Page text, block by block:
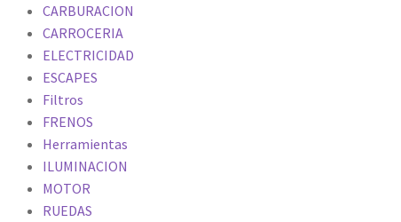
CARBURACION
CARROCERIA
ELECTRICIDAD
ESCAPES
Filtros
FRENOS
Herramientas
ILUMINACION
MOTOR
RUEDAS